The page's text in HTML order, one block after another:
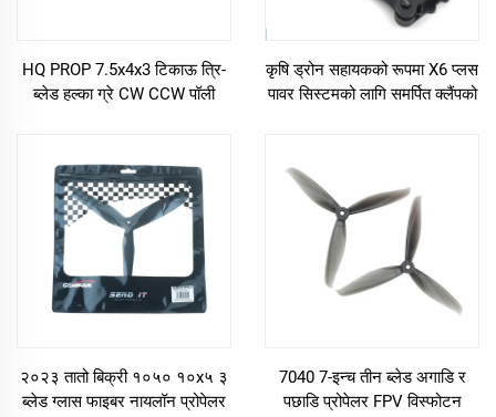
HQ PROP 7.5x4x3 टिकाऊ त्रि-
ब्लेड हल्का ग्रे CW CCW पॉली
कृषि ड्रोन सहायकको रूपमा X6 प्लस
पावर सिस्टमको लागि समर्पित क्लैंपको
२०२३ तातो बिक्री १०५० १०x५ ३
ब्लेड ग्लास फाइबर नायलॉन प्रोपेलर
7040 7-इन्च तीन ब्लेड अगाडि र
पछाडि प्रोपेलर FPV विस्फोटन